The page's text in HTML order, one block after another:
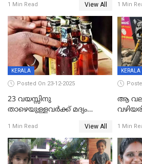
59 വർഷം തടവും 90,൦൦൦ രൂപ
പിഴയും ശിക്ഷ
1 Min Read View All 1 Min
KERALA
Posted On 23-12-2025
23 വയസ്സിനു
താഴെയുള്ളവർക്ക് മദ്യം
നടപടി;സ്ഥാപനങ്ങൾക്കെതിരെ
രണ്ട് കേസുകൾ
1 Min Read View All
KERALA
ആ
1 Min